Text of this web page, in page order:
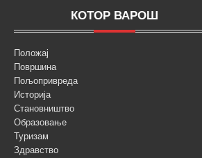
КОТОР ВАРОШ
Положај
Површина
Пољопривреда
Историја
Становништво
Образовање
Туризам
Здравство